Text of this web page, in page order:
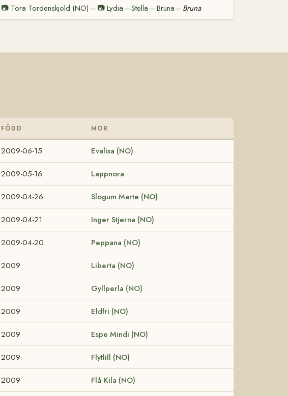
📷 Tora Tordenskjold (NO) — 📷 Lydia—Stella —Bruna— Bruna
FÖDD MOR
2009-06-15 Evalisa (NO)
2009-05-16 Lappnora
2009-04-26 Slogum Marte (NO)
2009-04-21 Inger Stjerna (NO)
2009-04-20 Peppana (NO)
2009 Liberta (NO)
2009 Gyllperla (NO)
2009 Eldfri (NO)
2009 Espe Mindi (NO)
2009 Flytlill (NO)
2009 Flå Kila (NO)